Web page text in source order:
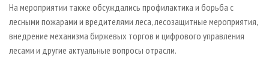
На мероприятии также обсуждались профилактика и борьба с
лесными пожарами и вредителями леса, лесозащитные мероприятия,
внедрение механизма биржевых торгов и цифрового управления
лесами и другие актуальные вопросы отрасли.